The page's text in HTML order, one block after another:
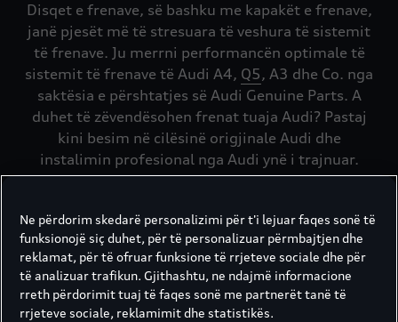
Disqet e frenave, së bashku me kapakët e frenave,
janë pjesët më të stresuara të veshura të sistemit
të frenave. Ju merrni performancën optimale të
sistemit të frenave të Audi A4, Q5 , A3 dhe Co. nga
saktësia e përshtatjes së Audi Genuine Parts. A
duhet të zëvendësohen frenat tuaja Audi? Pastaj
kini besim në cilësinë origjinale Audi dhe
instalimin profesional nga Audi ynë i trajnuar.
Ne përdorim skedarë personalizimi për t'i lejuar faqes sonë të
funksionojë siç duhet, për të personalizuar përmbajtjen dhe
reklamat, për të ofruar funksione të rrjeteve sociale dhe për
të analizuar trafikun. Gjithashtu, ne ndajmë informacione
rreth përdorimit tuaj të faqes sonë me partnerët tanë të
rrjeteve sociale, reklamimit dhe statistikës.